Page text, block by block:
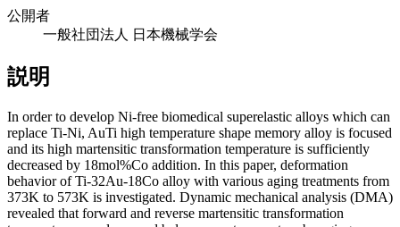
公開者
一般社団法人 日本機械学会
説明
In order to develop Ni-free biomedical superelastic alloys which can
replace Ti-Ni, AuTi high temperature shape memory alloy is focused
and its high martensitic transformation temperature is sufficiently
decreased by 18mol%Co addition. In this paper, deformation
behavior of Ti-32Au-18Co alloy with various aging treatments from
373K to 573K is investigated. Dynamic mechanical analysis (DMA)
revealed that forward and reverse martensitic transformation